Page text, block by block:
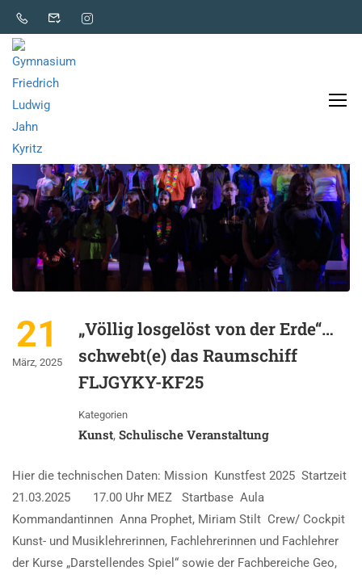
21
März, 2025
„Völlig losgelöst von der Erde“…
schwebt(e) das Raumschiff
FLJGYKY-KF25
Kategorien
Kunst, Schulische Veranstaltung
Hier die technischen Daten: Mission Kunstfest 2025 Startzeit
21.03.2025 17.00 Uhr MEZ Startbase Aula
Kommandantinnen Anna Prophet, Miriam Stilt Crew/ Cockpit
Kunst- und Musiklehrerinnen, Fachlehrerinnen und Fachlehrer
der Kurse „Darstellendes Spiel“ sowie der Fachbereiche Geo,